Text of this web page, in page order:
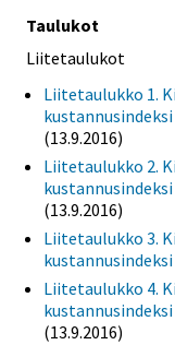
Taulukot
Liitetaulukot
Liitetaulukko 1.
(13.9.2016)
Liitetaulukko 2.
(13.9.2016)
Liitetaulukko 3.
Liitetaulukko 4.
(13.9.2016)